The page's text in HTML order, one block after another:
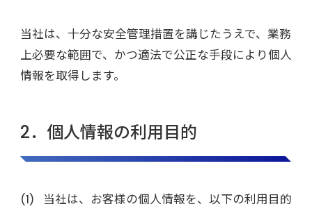
当社は、十分な安全管理措置を講じたうえで、業務
上必要な範囲で、かつ適法で公正な手段により個人
情報を取得します。
2．個人情報の利用目的
当社は、お客様の個人情報を、以下の利用目的